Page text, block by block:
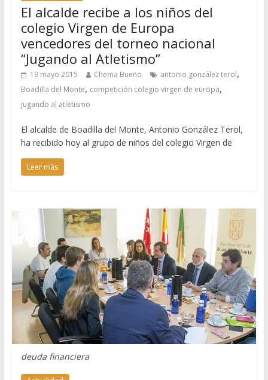
El alcalde recibe a los niños del
colegio Virgen de Europa
vencedores del torneo nacional
“Jugando al Atletismo”
19 mayo 2015 Chema Bueno antonio gonzález terol,
Boadilla del Monte, competición colegio virgen de europa,
jugando al atletismo
El alcalde de Boadilla del Monte, Antonio González Terol,
ha recibido hoy al grupo de niños del colegio Virgen de
Leer más
deuda financiera